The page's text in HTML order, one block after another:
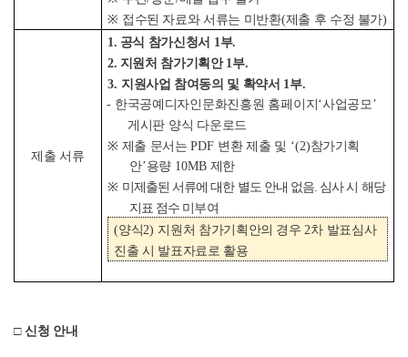
※ 접수된 자료와 서류는 미반환(제출 후 수정 불가)
제출 서류
1. 공식 참가신청서 1 부.
2. 지원처 참가기획안 1 부.
3. 지원사업 참여동의 및 확약서 1 부.
- 한국공예디자인문화진흥원 홈페이지 ‘사업공모 ’
게시판 양식 다운로드
※ 제출 문서는PDF 변환 제출 및 ‘(2)참가기획
안’용량 10MB 제한
※ 미제출된 서류에 대한 별도 안내 없음 심사 시 해당
지표 점수 미부여
(양식2) 지원처 참가기획안의 경우2차 발표심사
진출 시 발표자료로 활용
□ 신청 안내